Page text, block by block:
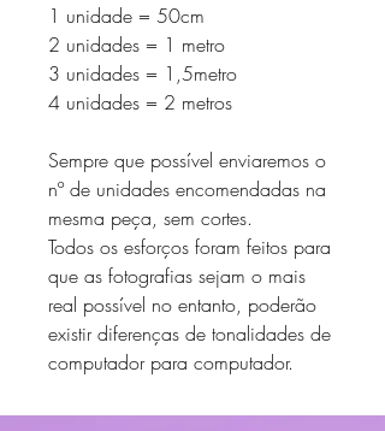
1 unidade = 50cm
2 unidades = 1 metro
3 unidades = 1,5metro
4 unidades = 2 metros
Sempre que possível enviaremos o
nº de unidades encomendadas na
mesma peça, sem cortes.
Todos os esforços foram feitos para
que as fotografias sejam o mais
real possível no entanto, poderão
existir diferenças de tonalidades de
computador para computador.